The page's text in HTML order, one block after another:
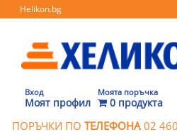
Helikon.bg
Вход
Моят профил
Моята поръчка
0 продукта
ПОРЪЧКИ ПО ТЕЛЕФОНА 02